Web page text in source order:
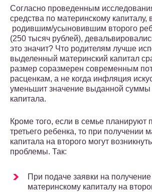
Согласно проведенным
средства по материнскому
родившим/усыновившим второго
(250 тысяч рублей),
это значит? Что родителям лучше
выделенный материнский капитал
размер соразмерен современным
расценкам, а не когда инфляция
уменьшит значение выданной суммы
капитала.
Кроме того, если в семье планируют
третьего ребенка, то при получении
капитала на второго могут
проблемы. Так:
При подаче заявки на
материнскому капиталу на